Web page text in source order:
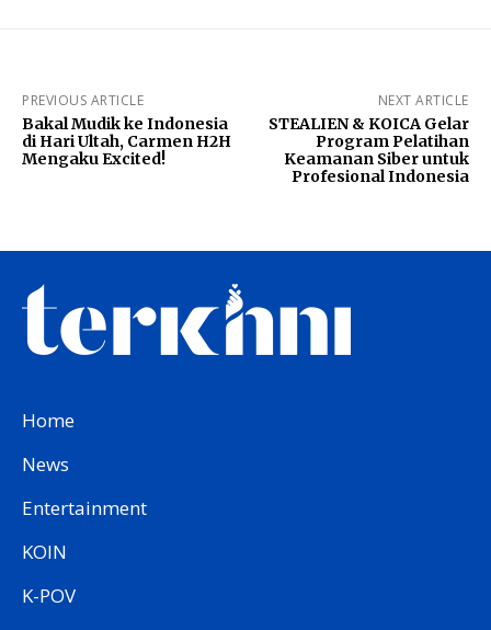
PREVIOUS ARTICLE
Bakal Mudik ke Indonesia
di Hari Ultah, Carmen H2H
Mengaku Excited!
NEXT ARTICLE
STEALIEN & KOICA Gelar
Program Pelatihan
Keamanan Siber untuk
Profesional Indonesia
Home
News
Entertainment
KOIN
K-POV